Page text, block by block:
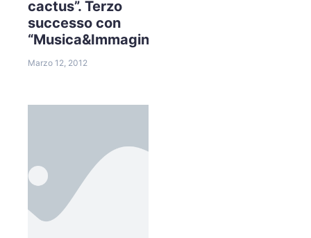
cactus”. Terzo
successo con
“Musica&Immagini”
Marzo 12, 2012